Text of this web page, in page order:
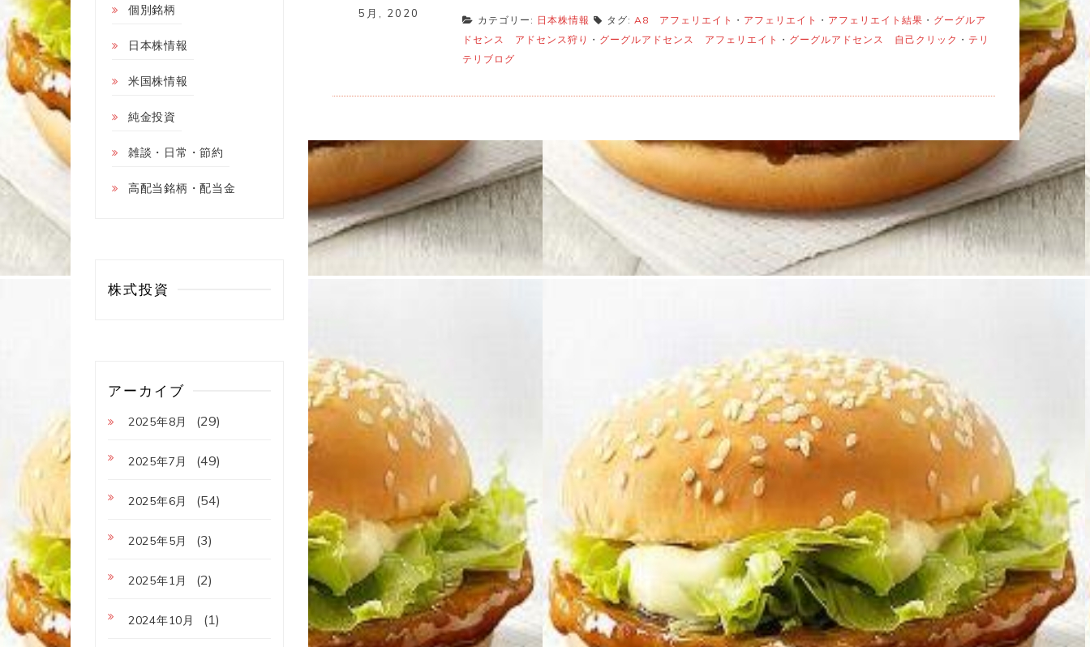
5月 2020
カテゴリー: 日本株情報 タグ: A8 アフェリエイト ・ アフェリエイト ・ アフェリエイト結果 ・ グーグルア
ドセンス アドセンス狩り ・ グーグルアドセンス アフェリエイト ・ グーグルアドセンス 自己クリック ・ テリ
テリブログ
個別銘柄
日本株情報
米国株情報
純金投資
雑談・日常・節約
高配当銘柄・配当金
株式投資
アーカイブ
2025年8月 (29)
2025年7月 (49)
2025年6月 (54)
2025年5月 (3)
2025年1月 (2)
2024年10月 (1)